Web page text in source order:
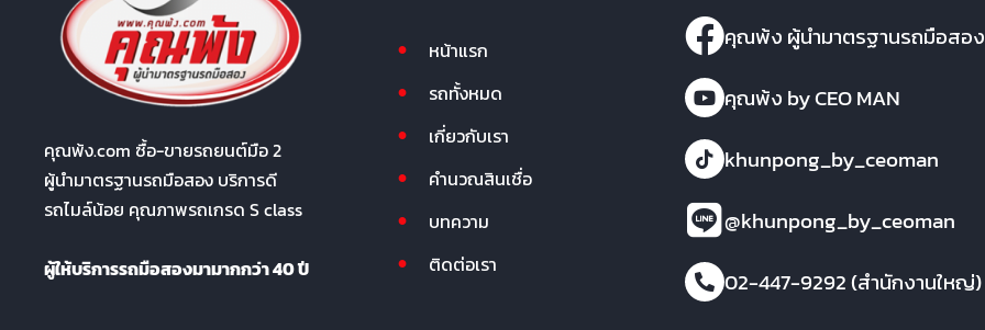
คุณพ้ง.com ซื้อ-ขายรถยนต์มือ 2
ผู้นำมาตรฐานรถมือสอง บริการดี
รถไมล์น้อย คุณภาพรถเกรด S class
ผู้ให้บริการรถมือสองมามากกว่า 40 ปี
หน้าแรก
รถทั้งหมด
เกี่ยวกับเรา
คำนวณสินเชื่อ
บทความ
ติดต่อเรา
คุณพ้ง ผู้นำมาตรฐานรถมือสอง
คุณพ้ง by CEO MAN
khunpong_by_ceoman
@khunpong_by_ceoman
02-447-9292 (สำนักงานใหญ่)